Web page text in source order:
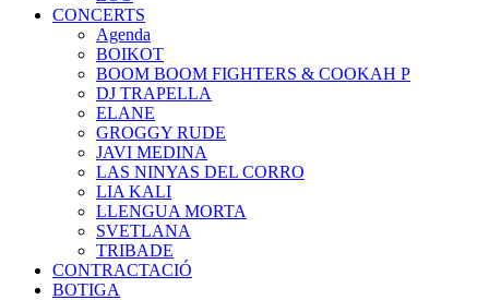
CONCERTS
Agenda
BOIKOT
BOOM BOOM FIGHTERS & COOKAH P
DJ TRAPELLA
ELANE
GROGGY RUDE
JAVI MEDINA
LAS NINYAS DEL CORRO
LIA KALI
LLENGUA MORTA
SVETLANA
TRIBADE
CONTRACTACIÓ
BOTIGA